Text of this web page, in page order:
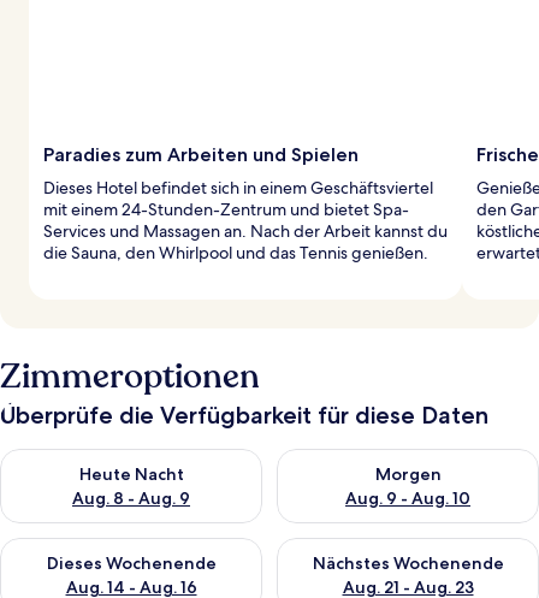
Paradies zum Arbeiten und Spielen
Dieses Hotel befindet sich in einem Geschäftsviertel
mit einem 24-Stunden-Zentrum und bietet Spa-
Services und Massagen an. Nach der Arbeit kannst du
die Sauna, den Whirlpool und das Tennis genießen.
den
Zimmeroptionen
Überprüfe die Verfügbarkeit für diese Daten
Heute Nacht
Aug. 8 - Aug. 9
Überprüfe die Verfügbarkeit für heute Nacht, Aug. 8 - Aug. 9.
Morgen
Aug. 9 - Aug. 10
Überprüfe die Verfügbarkeit
Dieses Wochenende
Aug. 14 - Aug. 16
Überprüfe die Verfügbarkeit für dieses Wochenende, Aug. 14
Nächstes Wochenende
Aug. 21 - Aug. 23
Überprüfe die Verfügbarkeit